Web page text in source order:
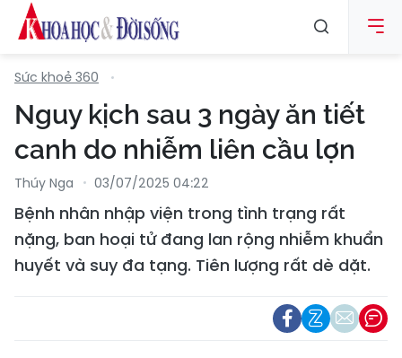
Sức khoẻ 360
Nguy kịch sau 3 ngày ăn tiết
canh do nhiễm liên cầu lợn
Thúy Nga 03/07/2025 04:22
Bệnh nhân nhập viện trong tình trạng rất
nặng, ban hoại tử đang lan rộng nhiễm khuẩn
huyết và suy đa tạng. Tiên lượng rất dè dặt.